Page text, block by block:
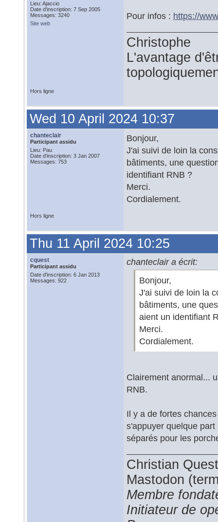
Lieu: Ajaccio
Date d'inscription: 7 Sep 2005
Messages: 3240
Site web
Pour infos : https://
Christophe
L'avantage
Hors ligne
Wed 10 April 2024 10:37
chanteclair
Participant assidu
Lieu: Pau
Date d'inscription: 3 Jan 2007
Messages: 753
Bonjour,
J'ai suivi de loin la
bâtiments, une
identifiant RNB ?
Merci.
Cordialement.
Hors ligne
Thu 11 April 2024 10:25
cquest
Participant assidu
Date d'inscription: 6 Jan 2013
Messages: 922
chanteclair a écrit:
Bonjour,
J'ai suivi de loin la
bâtiments, une
aient un identifiant
Merci.
Cordialement.
Clairement anormal...
RNB.
Il y a de fortes
s'appuyer quelque
séparés pour les
Christian
Mastodon
Membre
Initiateur de